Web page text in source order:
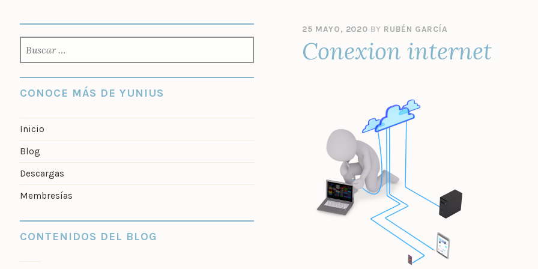
25 MAYO, 2020 BY RUBÉN GARCÍA
Conexion internet
CONOCE MÁS DE YUNIUS
Inicio
Blog
Descargas
Membresías
CONTENIDOS DEL BLOG